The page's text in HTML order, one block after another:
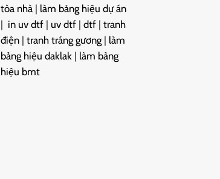
tòa nhà| làm bảng hiệu dự án
| in uv dtf| uv dtf| dtf| tranh
điện| tranh tráng gương| làm
bảng hiệu daklak| làm bảng
hiệu bmt